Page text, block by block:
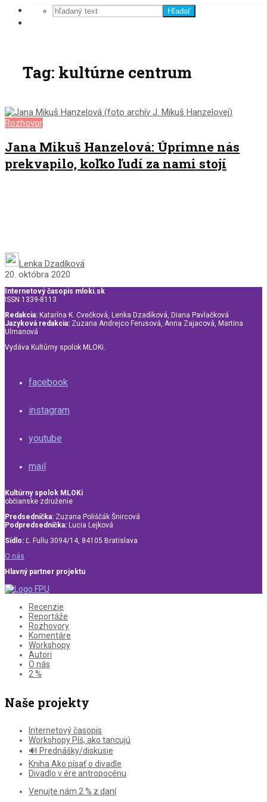
Hľadať
Tag: kultúrne centrum
Rozhovor
Jana Mikuš Hanzelová: Úprimne nás
prekvapilo, koľko ľudí za nami stojí
Lenka Dzadíková
20. októbra 2020
Internetový časopis mloki.sk
ISSN 1339-8113
Redakcia: Katarína K. Cvečková, Lenka Dzadíková, Diana Pavlačková
Jazyková redakcia: Zuzana Andrejco Ferusová, Anna Zajacová, Martina
Ulmanová
Vydáva Kultúrny spolok MLOKi.
facebook
instagram
youtube
mail
Kultúrny spolok MLOKi
občianske združenie
Predsedníčka: Zuzana Poliščák Šnircová
Podpredsedníčka: Lucia Lejková
Sídlo: Ľ. Fullu 3094/14, 84105 Bratislava
O nás
Hlavný partner projektu
Recenzie
Reportáže
Rozhovory
Komentáre
Workshopy
Autori
O nás
2 %
Naše projekty
Internetový časopis
Workshopy Píš, ako tancujú
🔊 Prednášky/diskusie
Kniha Ako písať o divadle
Divadlo v ére antropocénu
Venujte nám 2 % z daní